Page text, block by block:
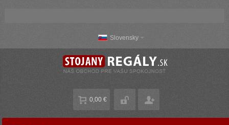
Slovensky
0,00 €